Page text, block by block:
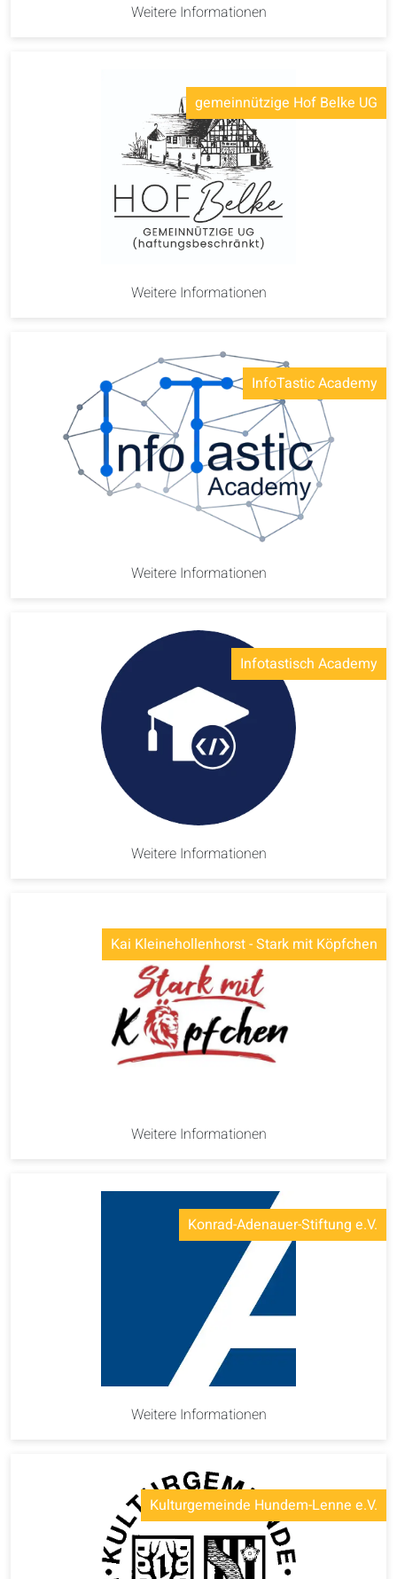
Weitere Informationen
gemeinnützige Hof Belke UG
Weitere Informationen
InfoTastic Academy
Weitere Informationen
Infotastisch Academy
Weitere Informationen
Kai Kleinehollenhorst - Stark mit Köpfchen
Weitere Informationen
Konrad-Adenauer-Stiftung e.V.
Weitere Informationen
Kulturgemeinde Hundem-Lenne e.V.